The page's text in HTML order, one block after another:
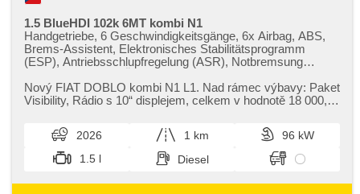
1.5 BlueHDI 102k 6MT kombi N1
Handgetriebe, 6 Geschwindigkeitsgänge, 6x Airbag, ABS,
Brems-Assistent, Elektronisches Stabilitätsprogramm
(ESP), Antriebsschlupfregelung (ASR), Notbremsung
Fahrers, Servolenkung, Klimaanlage, Tempomat, erfüllt
'EURO VI', Bordcomputer, hlasové ovládání palubního
přístrojový štít, parkovací senzory zadní, bezklíčové
startování, Lichtsensor, Lenkrad einstellbar,
Multifunktionslenkrad, Beifahrerairbagdeaktivierung, hands
free, Android Auto, Apple CarPlay, Bluetooth, El.
Nový FIAT DOBLO kombi N1 L1. Nad rámec výbavy: Paket
Visibility,​ Rádio s 10“ displejem,​ celkem v hodnotě 18 000,​​-
2026 1 km
96 kW
1.5 l
Diesel